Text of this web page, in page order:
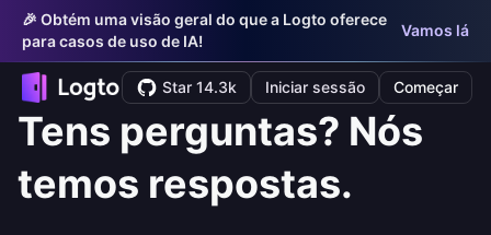
🎉 Obtém uma visão geral do que a Logto oferece
para casos de uso de IA!
Vamos lá
Star 14.3k Iniciar sessão Começar
Tens perguntas? Nós
temos respostas.